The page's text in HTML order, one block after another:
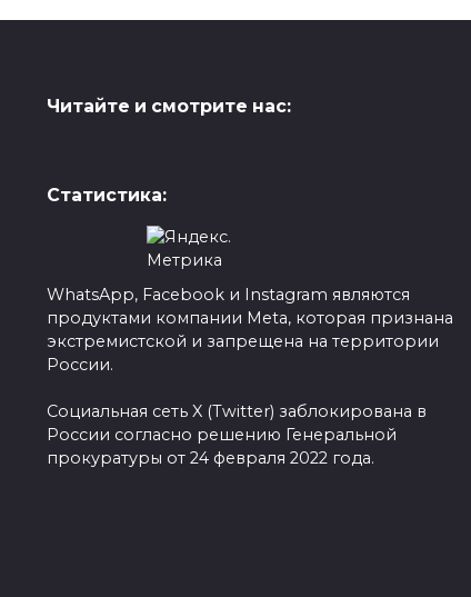
Читайте и смотрите нас:
Статистика:
WhatsApp, Facebook и Instagram являются
продуктами компании Meta, которая признана
экстремистской и запрещена на территории
России.
Социальная сеть X (Twitter) заблокирована в
России согласно решению Генеральной
прокуратуры от 24 февраля 2022 года.